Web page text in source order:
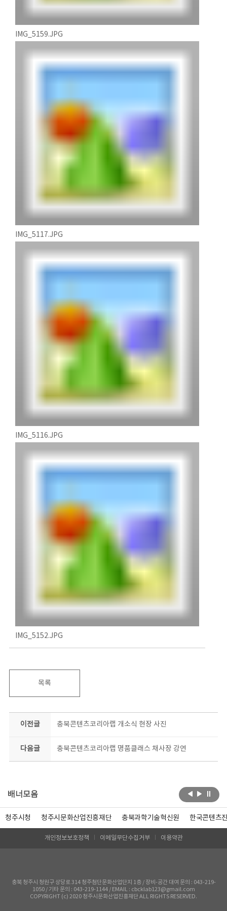
IMG_5159.JPG
IMG_5117.JPG
IMG_5116.JPG
IMG_5152.JPG
목록
이전글 충북콘텐츠코리아랩 개소식 현장 사진
다음글 충북콘텐츠코리아랩 명품클래스 채사장 강연
배너모음
청주시청 청주시문화산업진흥재단 충북과학기술혁신원 한국콘텐츠
개인정보보호정책 이메일무단수집거부 이용약관
충북 청주시 청원구 상당로 314 청주첨단문화산업단지 1층 / 장비-공간 대여 문의 : 043-219-
1050 / 기타 문의 : 043-219-1144 / EMAIL : cbcklab123@gmail.com
COPYRIGHT (c) 2020 청주시문화산업진흥재단 ALL RIGHTS RESERVED.